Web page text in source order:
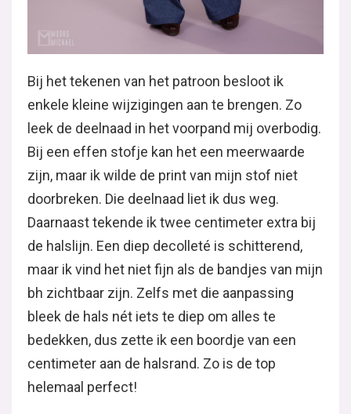
Bij het tekenen van het patroon besloot ik
enkele kleine wijzigingen aan te brengen. Zo
leek de deelnaad in het voorpand mij overbodig.
Bij een effen stofje kan het een meerwaarde
zijn, maar ik wilde de print van mijn stof niet
doorbreken. Die deelnaad liet ik dus weg.
Daarnaast tekende ik twee centimeter extra bij
de halslijn. Een diep decolleté is schitterend,
maar ik vind het niet fijn als de bandjes van mijn
bh zichtbaar zijn. Zelfs met die aanpassing
bleek de hals nét iets te diep om alles te
bedekken, dus zette ik een boordje van een
centimeter aan de halsrand. Zo is de top
helemaal perfect!